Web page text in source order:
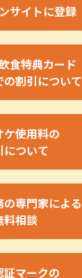
サイトに登録
食特典カード
の割引について
ケ使用料の
について
専門家による
料相談
証マークの